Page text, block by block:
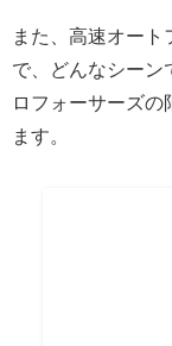
また、高速オー
で、どんなシーン
ロフォーサーズ
ます。